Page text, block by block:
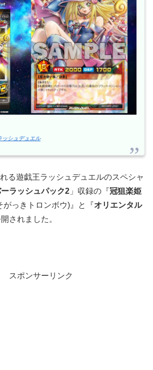
ッシュデュエル
る遊戯王ラッシュデュエルのスペシャ
ラッシュパック2 」収録の『冠狙楽姫
がっきトロンボウ)』と『オリエンタル
されました。
スポンサーリンク